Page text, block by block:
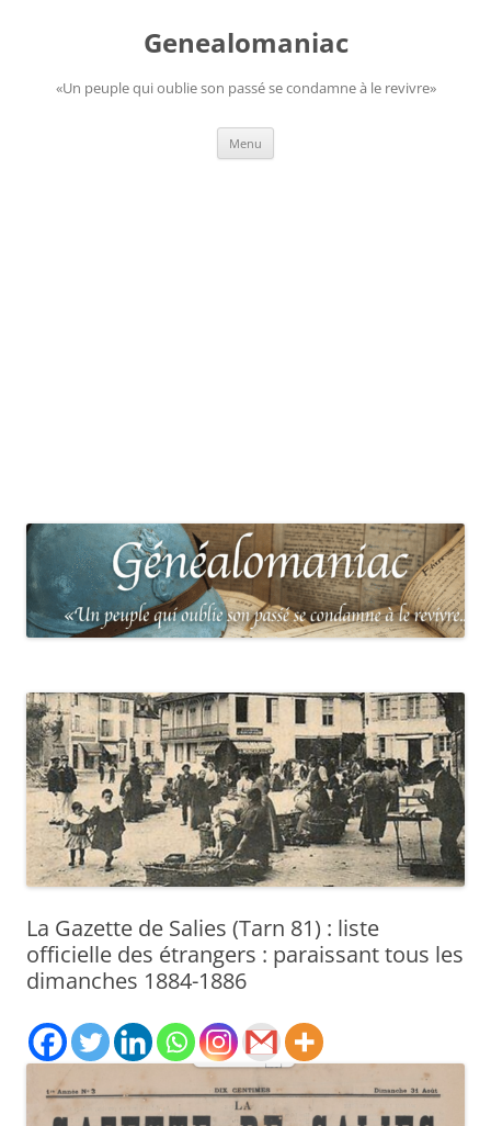
Genealomaniac
«Un peuple qui oublie son passé se condamne à le revivre»
Menu
La Gazette de Salies (Tarn 81) : liste
officielle des étrangers : paraissant tous les
dimanches 1884-1886